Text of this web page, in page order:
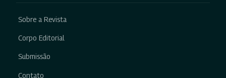
Sobre a Revista
Corpo Editorial
Submissão
Contato